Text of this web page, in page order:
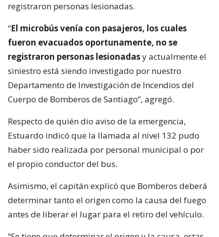
registraron personas lesionadas.
“El microbús venía con pasajeros, los cuales
fueron evacuados oportunamente, no se
registraron personas lesionadasy actualmente el
siniestro está siendo investigado por nuestro
Departamento de Investigación de Incendios del
Cuerpo de Bomberos de Santiago”, agregó.
Respecto de quién dio aviso de la emergencia,
Estuardo indicó que la llamada al nivel 132 pudo
haber sido realizada por personal municipal o por
el propio conductor del bus.
Asimismo, el capitán explicó que Bomberos deberá
determinar tanto el origen como la causa del fuego
antes de liberar el lugar para el retiro del vehículo.